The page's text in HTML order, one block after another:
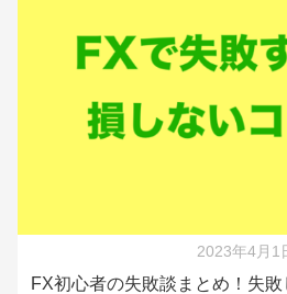
2023年4月1
FX初心者の失敗談まとめ！失